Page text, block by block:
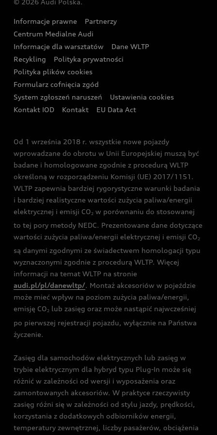
Wyszukaj najbliższego Partnera Audi
Oferta dla przedsiębiorców
Oferta dla klientów prywatnych
Kalkulator rat
Ubezpieczenie
Audi exclusive
Zasięg
Gwarancja
Akcje serwisowe Audi
Katalog online akcesoriów
Audi i Muzeum Sztuki Nowoczesnej w Warszawie
Audi driving experience
Audi quattro Cup
Audi i Puchar Świata w Skokach Narciarskich w
Zakopanem
© 2026 Audi Polska.
Informacje prawne
Partnerzy
Centrum Medialne Audi
Informacje dla warsztatów
Dane WLTP
Recykling
Polityka prywatności
Polityka plików cookies
Formularz cofnięcia zgód
System zgłoszeń naruszeń
Ustawienia cookies
Kontakt IOD
Kontakt EU Data Act
Od 1 września 2018 r. wszystkie nowe pojazdy
wprowadzane do obrotu w Unii Europejskiej muszą być
badane i homologowane zgodnie z procedurą WLTP
określoną w rozporządzeniu Komisji (UE) 2017/1151.
WLTP zapewnia bardziej rygorystyczne warunki badania
i bardziej realistyczne wartości zużycia paliwa/energii
elektrycznej i emisji CO2 w porównaniu do stosowanej
to tej pory metody NEDC. Prezentowane dane dotyczące
wartości zużycia paliwa/energii elektrycznej i emisji CO2
są danymi zgodnymi ze świadectwem homologacji typu
wyznaczonymi zgodnie z procedurą WLTP. Więcej
informacji na temat WLTP na stronie
audi.pl/pl/danewltp/. Montaż akcesoriów w pojeździe
może mieć wpływ na poziom zużycia paliwa/energii,
emisję CO2 lub zasięg oraz może nastąpić najwcześniej
po pierwszej rejestracji pojazdu, wyłącznie na Państwa
życzenie.
Zasięg dla samochodów elektrycznych lub zasięg w
trybie elektrycznym dla hybryd typu Plug-In może się
różnić w zależności od wersji i wyposażenia oraz
zamontowanych akcesoriów. W praktyce rzeczywisty
zasięg różni się w zależności od stylu jazdy, prędkości,
korzystania z dodatkowych odbiorników energii,
temperatury zewnętrznej, liczby pasażerów, obciążenia